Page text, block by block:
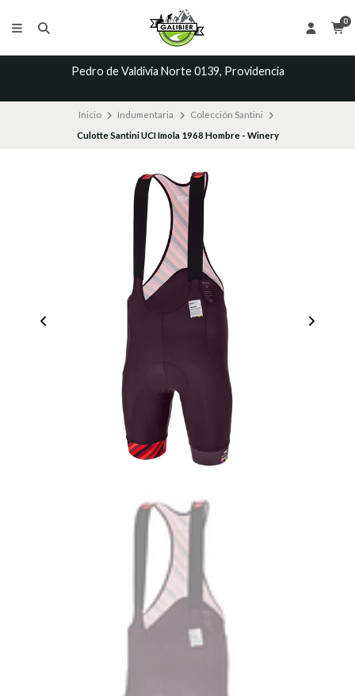
0
Pedro de Valdivia Norte 0139, Providencia
Inicio Indumentaria
Colección Santini
Culotte Santini UCI Imola 1968 Hombre - Winery